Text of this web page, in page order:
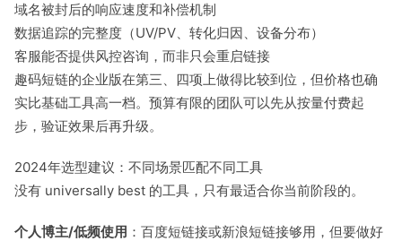
域名被封后的响应速度和补偿机制
数据追踪的完整度（UV/PV、转化归因、设备分布）
客服能否提供风控咨询，而非只会重启链接
趣码短链的企业版在第三、四项上做得比较到位，但价格也确
实比基础工具高一档。预算有限的团队可以先从按量付费起
步，验证效果后再升级。
2024年选型建议：不同场景匹配不同工具
没有 universally best 的工具，只有最适合你当前阶段的。
个人博主/低频使用 ：百度短链接或新浪短链接够用，但要做好